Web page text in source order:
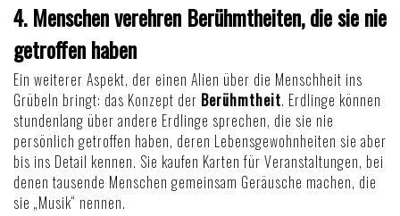
4. Menschen verehren Berühmtheiten, die sie nie
getroffen haben
Ein weiterer Aspekt, der einen Alien über die Menschheit ins
Grübeln bringt: das Konzept der Berühmtheit. Erdlinge können
stundenlang über andere Erdlinge sprechen, die sie nie
persönlich getroffen haben, deren Lebensgewohnheiten sie aber
bis ins Detail kennen. Sie kaufen Karten für Veranstaltungen, bei
denen tausende Menschen gemeinsam Geräusche machen, die
sie „Musik“ nennen.